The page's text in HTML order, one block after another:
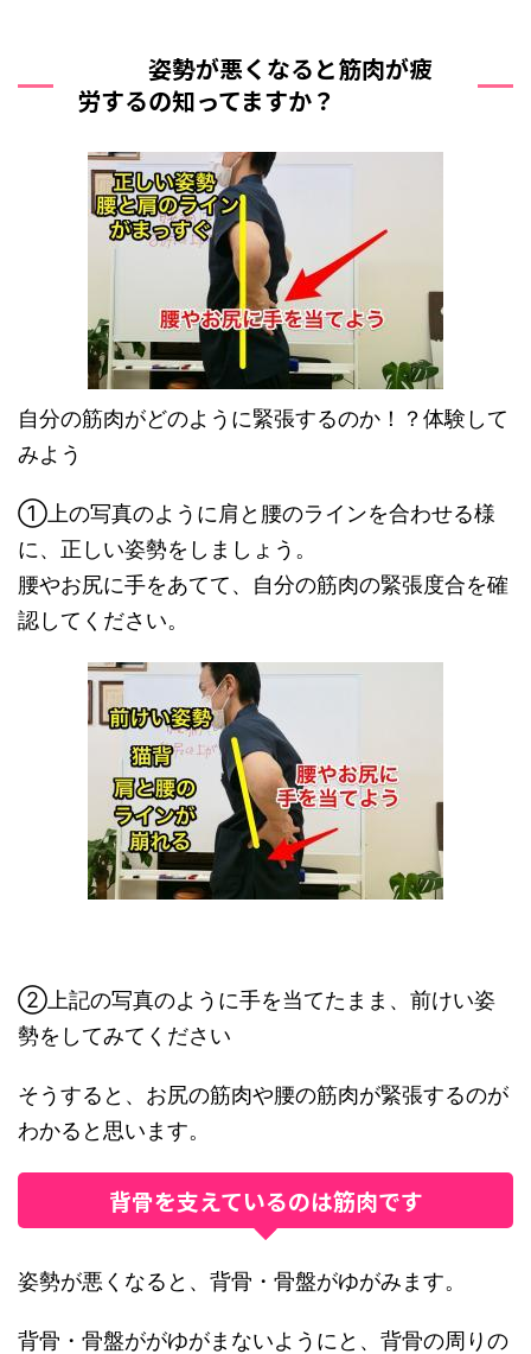
姿勢が悪くなると筋肉が疲
労するの知ってますか？
自分の筋肉がどのように緊張するのか！？体験して
みよう
①上の写真のように肩と腰のラインを合わせる様
に、正しい姿勢をしましょう。
腰やお尻に手をあてて、自分の筋肉の緊張度合を確
認してください。
②上記の写真のように手を当てたまま、前けい姿
勢をしてみてください
そうすると、お尻の筋肉や腰の筋肉が緊張するのが
わかると思います。
背骨を支えているのは筋肉です
姿勢が悪くなると、背骨・骨盤がゆがみます。
背骨・骨盤ががゆがまないようにと、背骨の周りの